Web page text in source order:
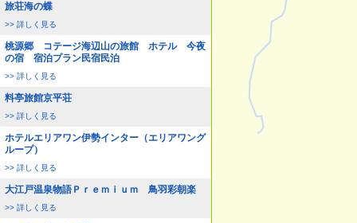
旅荘海の蝶
>> 詳しく見る
桃源郷 コテージ海辺山の旅館 ホテル 今夜
の宿 宿泊プラン民宿民泊
>> 詳しく見る
料亭旅館京平荘
>> 詳しく見る
ホテルエリアワン伊勢インター（エリアワング
ループ）
>> 詳しく見る
大江戸温泉物語Ｐｒｅｍｉｕｍ 鳥羽彩朝楽
>> 詳しく見る